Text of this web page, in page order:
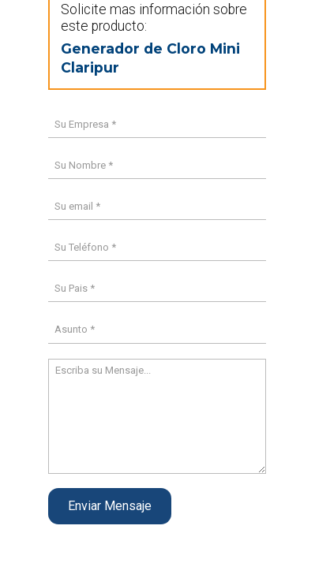
Solicite mas información sobre
este producto:
Generador de Cloro Mini
Claripur